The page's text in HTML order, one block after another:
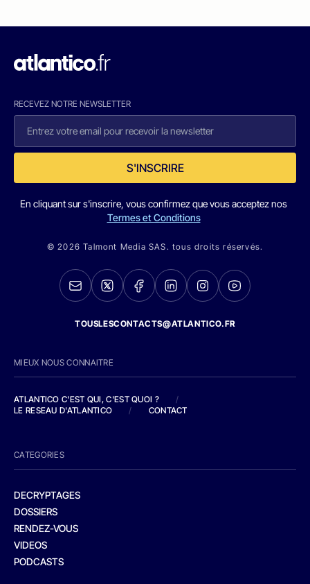
RECEVEZ NOTRE NEWSLETTER
S'INSCRIRE
En cliquant sur s'inscrire, vous confirmez que vous acceptez nos
Termes et Conditions
© 2026 Talmont Media SAS. tous droits réservés.
TOUSLESCONTACTS@ATLANTICO.FR
MIEUX NOUS CONNAITRE
ATLANTICO C'EST QUI, C'EST QUOI ?
/
LE RESEAU D'ATLANTICO
/ CONTACT
CATEGORIES
DECRYPTAGES
DOSSIERS
RENDEZ-VOUS
VIDEOS
PODCASTS